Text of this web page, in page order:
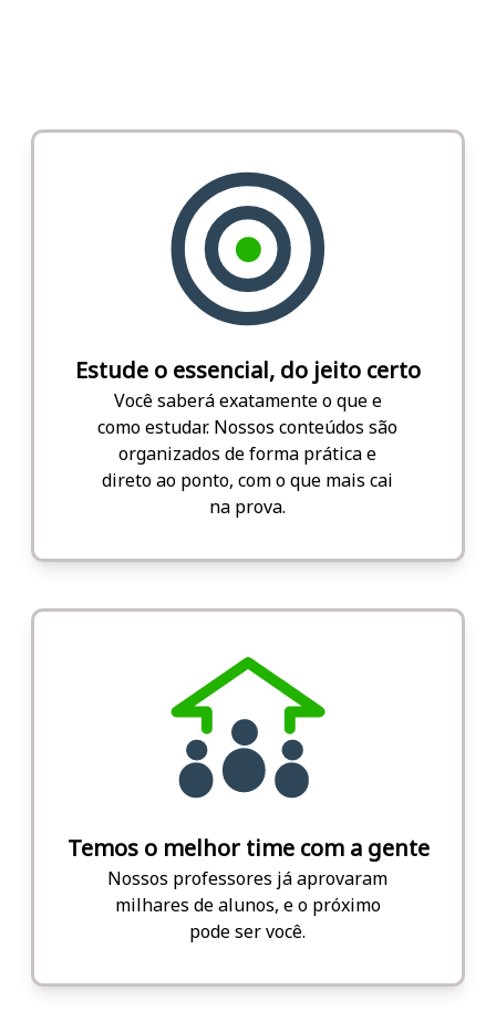
Estude o essencial, do jeito certo
Você saberá exatamente o que e
como estudar. Nossos conteúdos são
organizados de forma prática e
direto ao ponto, com o que mais cai
na prova.
Temos o melhor time com a gente
Nossos professores já aprovaram
milhares de alunos, e o próximo
pode ser você.